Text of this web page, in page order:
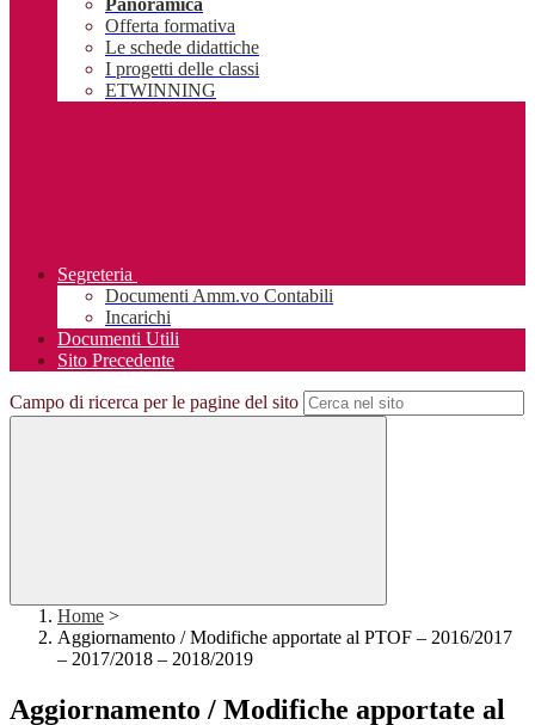
Panoramica
Offerta formativa
Le schede didattiche
I progetti delle classi
ETWINNING
Segreteria
Documenti Amm.vo Contabili
Incarichi
Documenti Utili
Sito Precedente
Campo di ricerca per le pagine del sito
Home >
Aggiornamento / Modifiche apportate al PTOF – 2016/2017
– 2017/2018 – 2018/2019
Aggiornamento / Modifiche apportate al